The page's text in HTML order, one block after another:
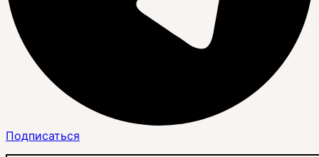
Подписаться